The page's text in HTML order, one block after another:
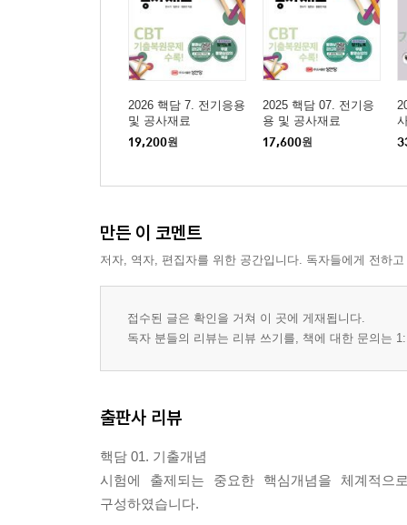
기출개념04 동기 발전기의 유기 기전력
기출개념05 전기자 반작용
기출개념06 동기 임피던스와 벡터도
기출개념07 동기 발전기의 출력
기출개념08 퍼센트 동기 임피던스
기출개념09 단락비
기출개념13 동기 전동기의 원리와 구조 및 회전 속
CHAPTER 03 변압기
기출개념01 변압기의 원리와 구조
기출개념04 변압기의 특성
기출개념06 변압기의 결선법
기출개념07 변압기의 병렬 운전
기출개념08 상(相, phase)수 변환
2026 핵담 7. 전기응용
및 공사재료
19,200원
2025 핵담 07. 전기응
용 및 공사재료
17,600원
만든 이 코멘트
저자, 역자, 편집자를 위한 공간입니다. 독자들에게 전하
접수된 글은 확인을 거쳐 이 곳에 게재됩니다.
독자 분들의 리뷰는 리뷰 쓰기를, 책에 대한 문의는
출판사 리뷰
핵담 01. 기출개념
시험에 출제되는 중요한 핵심개념을 체계적
구성하였습니다.